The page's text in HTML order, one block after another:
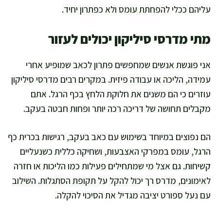
עליהם ככלי להפחתת עומס ולא כפתרון יחיד.
מתי מדרסי סיליקון יכולים לעזור
אני פוגשת אנשים שמחפשים פתרון לכאב שמופיע אחרי
עמידה, הליכה או עבודה פיזית. במקרים רבים מדרסי סיליקון
עוזרים כי הם משנים את חלוקת הלחץ בכף הרגל. אתם
מקבלים תחושה של דריכה רכה יותר ופחות חבטה בעקב.
הם נפוצים במיוחד בשימוש עם כאב בעקב, רגישות בכרית כף
הרגל, עומס במפרקי האצבעות, ושחיקה כללית כשנעליים
קשיחות. גם אצל מי שמתחילים פעילות כמו הליכות או חזרה
לאימונים, מדרס רך יכול להקל על תקופת הסתגלות. השילוב
עם נעל ספורט יציבה מגדיל את הסיכוי להקלה.